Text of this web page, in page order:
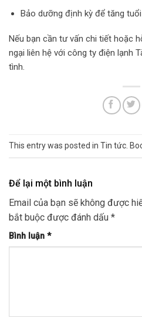
Bảo dưỡng định kỳ để tăng
Nếu bạn cần tư vấn chi tiết hoặc
ngại liên hệ với công ty điện lạnh
tình.
This entry was posted in Tin tức.
Để lại một bình luận
Email của bạn sẽ không được
bắt buộc được đánh dấu *
Bình luận *